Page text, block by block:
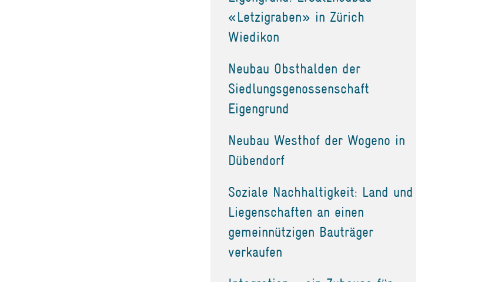
«Letzigraben» in Zürich
Wiedikon
Neubau Obsthalden der
Siedlungsgenossenschaft
Eigengrund
Neubau Westhof der Wogeno in
Dübendorf
Soziale Nachhaltigkeit: Land und
Liegenschaften an einen
gemeinnützigen Bauträger
verkaufen